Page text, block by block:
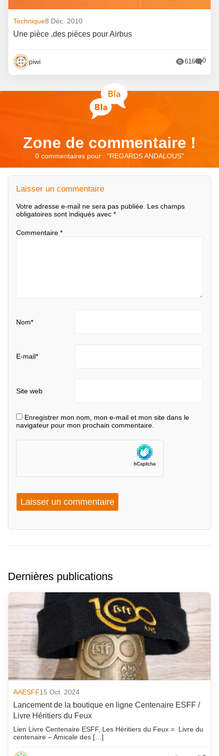
Technique8 Déc. 2010
Une pièce ,des pièces pour Airbus
piwi 616 0
Zone de commentaire !
0 commentaires pour : "REGARDS ANDALOUS"
Laisser un commentaire
Votre adresse e-mail ne sera pas publiée. Les champs
obligatoires sont indiqués avec *
Commentaire *
Nom*
E-mail*
Site web
Enregistrer mon nom, mon e-mail et mon site dans le
navigateur pour mon prochain commentaire.
Dernières publications
AAESFF15 Oct. 2024
Lancement de la boutique en ligne Centenaire ESFF /
Livre Héritiers du Feux
Lien Livre Centenaire ESFF, Les Héritiers du Feux = Livre du
centenaire – Amicale des […]